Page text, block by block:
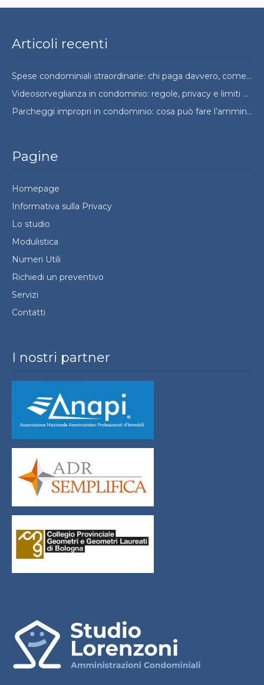
I nostri partner
Pagine
Homepage
Informativa sulla Privacy
Lo studio
Modulistica
Numeri Utili
Richiedi un preventivo
Servizi
Contatti
Articoli recenti
Spese condominiali straordinarie: chi paga davvero, come si ripartono e quando si possono contestare
Videosorveglianza in condominio: regole, privacy e limiti da conoscere
Parcheggi impropri in condominio: cosa può fare l’amministratore e cosa no